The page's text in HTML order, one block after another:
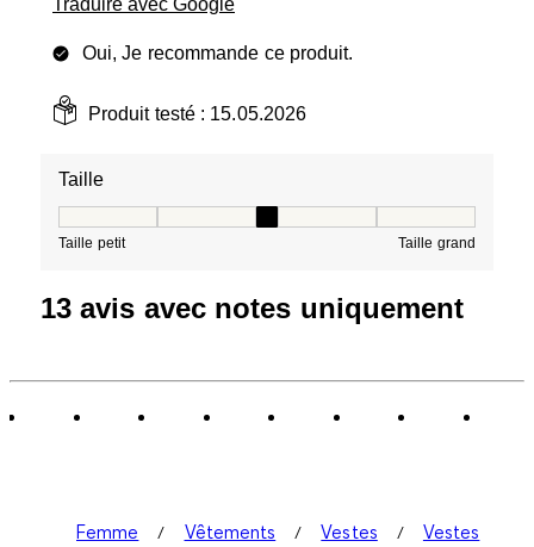
Traduire avec Google
Oui, Je recommande ce produit.
Produit testé : 15.05.2026
Taille
Taille petit Taille grand
13 avis avec notes uniquement
Femme Vêtements Vestes
Vestes